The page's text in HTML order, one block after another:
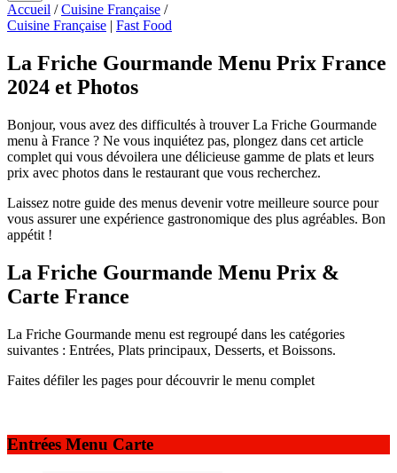
Accueil / Cuisine Française /
Cuisine Française | Fast Food
La Friche Gourmande Menu Prix France
2024 et Photos
Bonjour, vous avez des difficultés à trouver La Friche Gourmande
menu à France ? Ne vous inquiétez pas, plongez dans cet article
complet qui vous dévoilera une délicieuse gamme de plats et leurs
prix avec photos dans le restaurant que vous recherchez.
Laissez notre guide des menus devenir votre meilleure source pour
vous assurer une expérience gastronomique des plus agréables. Bon
appétit !
La Friche Gourmande Menu Prix &
Carte France
La Friche Gourmande menu est regroupé dans les catégories
suivantes : Entrées, Plats principaux, Desserts, et Boissons.
Faites défiler les pages pour découvrir le menu complet
Entrées Menu Carte